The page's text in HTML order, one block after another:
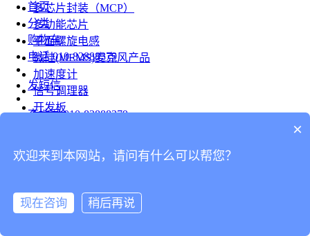
多芯片封装（MCP）
多功能芯片
平面螺旋电感
微硅(MEMS)麦克风产品
加速度计
信号调理器
开发板
台式仪表
连接器
首页
分类
购物车
电话 010-82888379
发短信
查地图 010-82888379
分享
×
欢迎来到本网站，请问有什么可以帮您？
现在咨询 稍后再说